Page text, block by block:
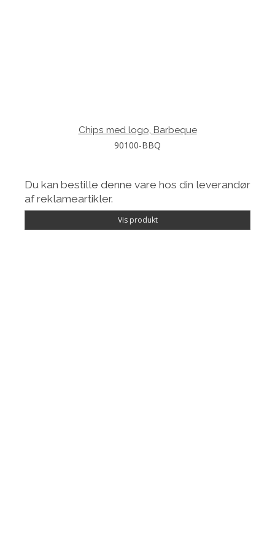
Chips med logo, Barbeque
90100-BBQ
Du kan bestille denne vare hos din leverandør
af reklameartikler.
Vis produkt